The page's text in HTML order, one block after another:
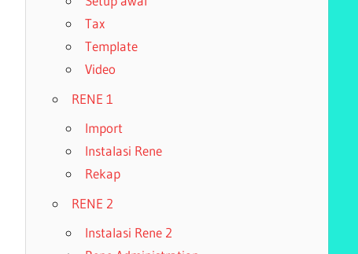
Tax
Template
Video
RENE 1
Import
Instalasi Rene
Rekap
RENE 2
Instalasi Rene 2